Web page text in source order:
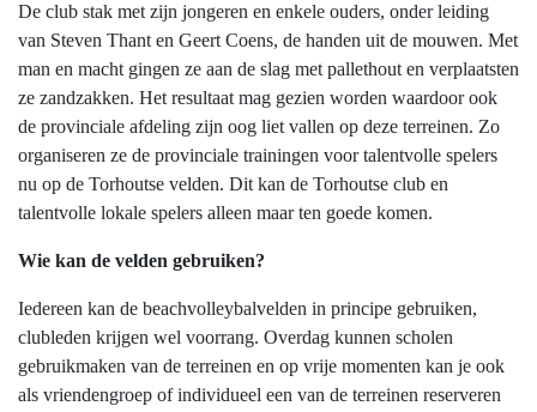
De club stak met zijn jongeren en enkele ouders, onder leiding
van Steven Thant en Geert Coens, de handen uit de mouwen. Met
man en macht gingen ze aan de slag met pallethout en verplaatsten
ze zandzakken. Het resultaat mag gezien worden waardoor ook
de provinciale afdeling zijn oog liet vallen op deze terreinen. Zo
organiseren ze de provinciale trainingen voor talentvolle spelers
nu op de Torhoutse velden. Dit kan de Torhoutse club en
talentvolle lokale spelers alleen maar ten goede komen.
Wie kan de velden gebruiken?
Iedereen kan de beachvolleybalvelden in principe gebruiken,
clubleden krijgen wel voorrang. Overdag kunnen scholen
gebruikmaken van de terreinen en op vrije momenten kan je ook
als vriendengroep of individueel een van de terreinen reserveren